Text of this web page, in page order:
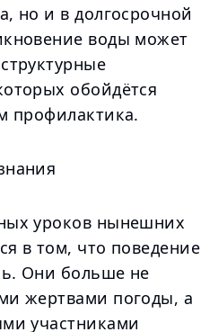
но и в долгосрочной
воды может
обойдётся
профилактика.
уроков нынешних
в том, что поведение
Они больше не
жертвами погоды, а
участниками